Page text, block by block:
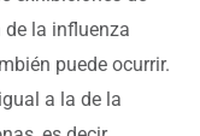
la influenza
puede ocurrir.
a la de la